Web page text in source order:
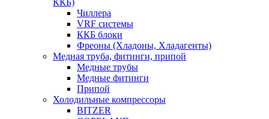
Чиллера
VRF системы
ККБ блоки
Фреоны (Хладоны, Хладагенты)
Медная труба, фитинги, припой
Медные трубы
Медные фитинги
Припой
Холодильные компрессоры
BITZER